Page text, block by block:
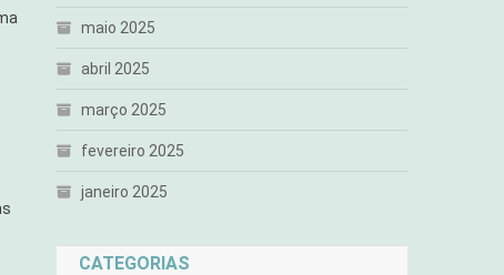
maio 2025
abril 2025
março 2025
fevereiro 2025
janeiro 2025
CATEGORIAS